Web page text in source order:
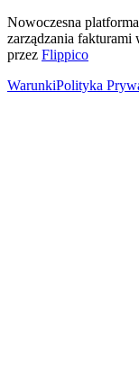
Nowoczesna
zarządzania fakturami
przez Flippico
WarunkiPolityka